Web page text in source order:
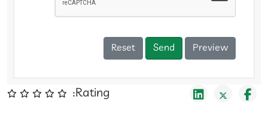
Preview
Send
Reset
Rating: